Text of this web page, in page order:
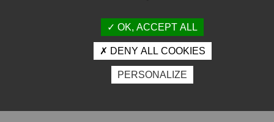
Crédits et mentions légales
Espace presse
Photothèque
OK, ACCEPT ALL
DENY ALL COOKIES
PERSONALIZE